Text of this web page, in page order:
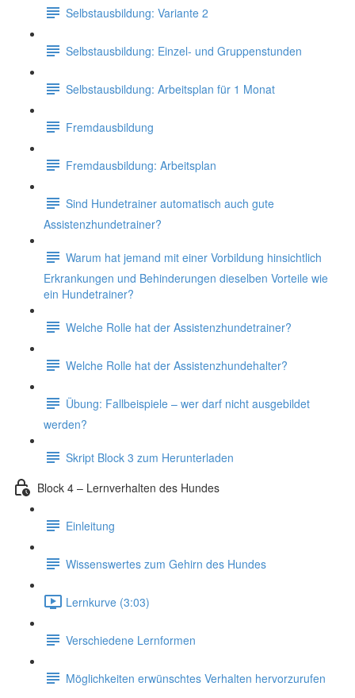
Selbstausbildung: Variante 2
Selbstausbildung: Einzel- und Gruppenstunden
Selbstausbildung: Arbeitsplan für 1 Monat
Fremdausbildung
Fremdausbildung: Arbeitsplan
Sind Hundetrainer automatisch auch gute
Assistenzhundetrainer?
Warum hat jemand mit einer Vorbildung hinsichtlich
Erkrankungen und Behinderungen dieselben Vorteile wie
ein Hundetrainer?
Welche Rolle hat der Assistenzhundetrainer?
Welche Rolle hat der Assistenzhundehalter?
Übung: Fallbeispiele – wer darf nicht ausgebildet
werden?
Skript Block 3 zum Herunterladen
Block 4 – Lernverhalten des Hundes
Einleitung
Wissenswertes zum Gehirn des Hundes
Lernkurve (3:03)
Verschiedene Lernformen
Möglichkeiten erwünschtes Verhalten hervorzurufen